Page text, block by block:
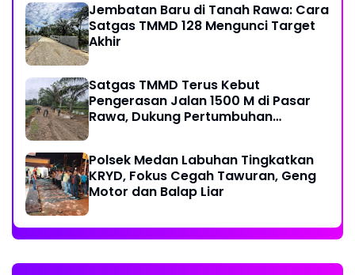
Jembatan Baru di Tanah Rawa: Cara
Satgas TMMD 128 Mengunci Target
Akhir
Satgas TMMD Terus Kebut
Pengerasan Jalan 1500 M di Pasar
Rawa, Dukung Pertumbuhan
Polsek Medan Labuhan Tingkatkan
KRYD, Fokus Cegah Tawuran, Geng
Motor dan Balap Liar